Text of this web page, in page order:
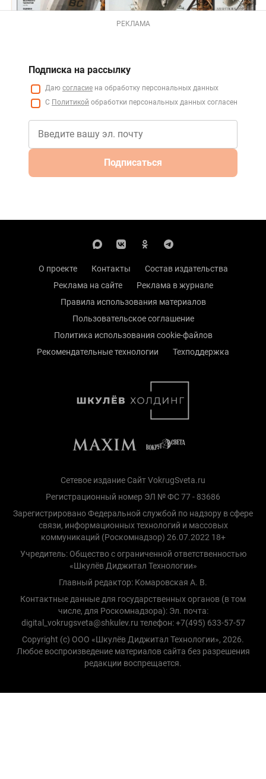
РЕКЛАМА
Подписка на рассылку
Даю согласие на обработку персональных данных
С Политикой обработки персональных данных согласен
Подписаться
О проекте Контакты
Состав издательства
Реклама на сайте
Реклама в журнале
Правила использования материалов
Пользовательское соглашение
Политика использования cookie-файлов
Рекомендательные технологии
Техподдержка
Сетевое издание Сайт VokrugSveta.ru
Регистрационный номер ЭЛ № ФС 77 - 83686
Зарегистрировано Федеральной службой по надзору в сфере
связи, информационных технологий и массовых
коммуникаций (Роскомнадзор) 26.07.2022 18+
Учредитель: Общество с ограниченной ответственностью
«Шкулёв Диджитал Технологии»
Главный редактор: Комаровская А. В.
Контактные данные для государственных органов (в том
числе, для Роскомнадзора): Эл. почта:
digital_vokrugsveta@shkulev.ru телефон: +7(495) 633-57-57
Copyright (с) ООО «Шкулёв Диджитал Технологии», 2026.
Любое воспроизведение материалов сайта без разрешения
редакции воспрещается.